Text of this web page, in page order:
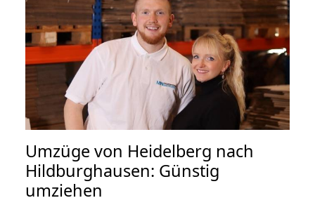
Umzüge von Heidelberg nach
Hildburghausen: Günstig
umziehen